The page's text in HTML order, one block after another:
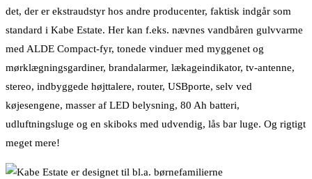
det, der er ekstraudstyr hos andre producenter, faktisk indgår som
standard i Kabe Estate. Her kan f.eks. nævnes vandbåren gulvvarme
med ALDE Compact-fyr, tonede vinduer med myggenet og
mørklægningsgardiner, brandalarmer, lækageindikator, tv-antenne,
stereo, indbyggede højttalere, router, USBporte, selv ved
køjesengene, masser af LED belysning, 80 Ah batteri,
udluftningsluge og en skiboks med udvendig, lås bar luge. Og rigtigt
meget mere!